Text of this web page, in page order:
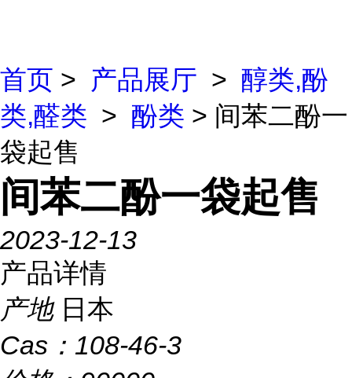
首页 > 产品展厅 > 醇类,酚
类,醛类 > 酚类 > 间苯二酚一
袋起售
间苯二酚一袋起售
2023-12-13
产品详情
产地 日本
Cas： 108-46-3